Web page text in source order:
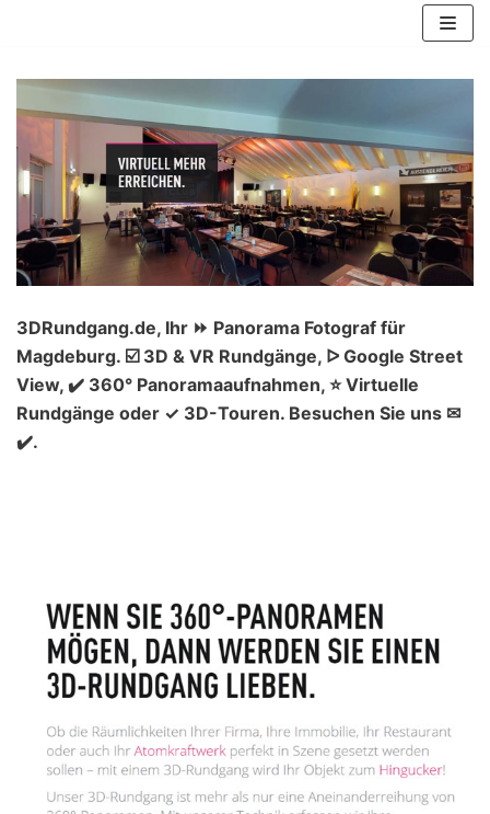
Inhalt
springen
3DRundgang.de, Ihr ⏩ Panorama Fotograf für
Magdeburg. ☑️ 3D & VR Rundgänge, ᐅ Google Street
View, ✔️ 360° Panoramaaufnahmen, ⭐ Virtuelle
Rundgänge oder ✓ 3D-Touren. Besuchen Sie uns ✉
✔️.